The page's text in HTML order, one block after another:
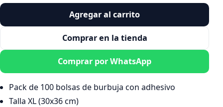
Agregar al carrito
Comprar en la tienda
Comprar por WhatsApp
Pack de 100 bolsas de burbuja con adhesivo
Talla XL (30x36 cm)